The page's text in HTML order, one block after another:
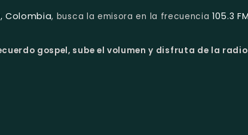
Colombia, busca la emisora en la frecuencia105.3 FM
gospel, sube el volumen y disfruta de la radio